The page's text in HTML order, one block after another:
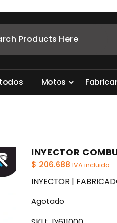
motos. Aquí está lo que necesitas
todos Motos Fabrica
INYECTOR
$ 206.688 IVA incluido
INYECTOR |
Agotado